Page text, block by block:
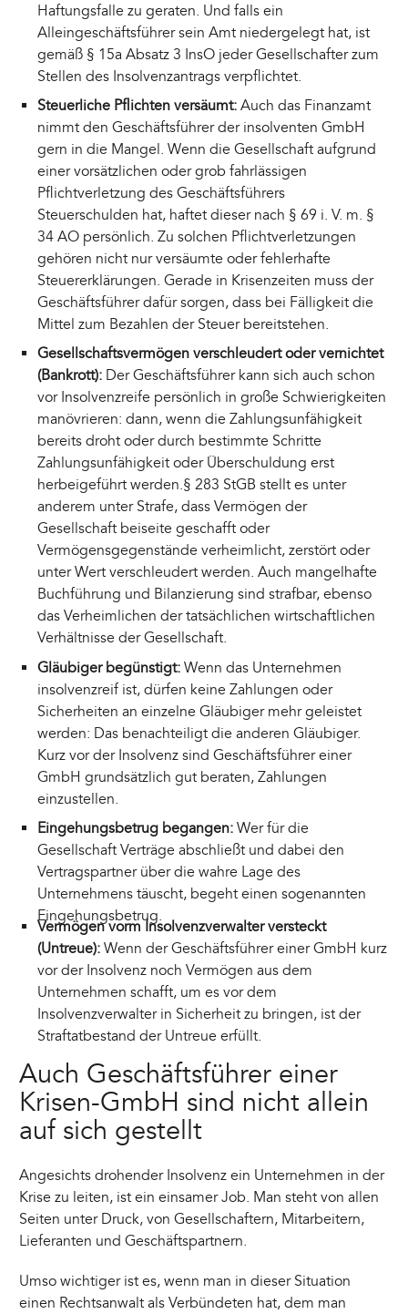
Haftungsfalle zu geraten. Und falls ein
Alleingeschäftsführer sein Amt niedergelegt hat, ist
gemäß § 15a Absatz 3 InsO jeder Gesellschafter zum
Stellen des Insolvenzantrags verpflichtet.
Steuerliche Pflichten versäumt: Auch das Finanzamt
nimmt den Geschäftsführer der insolventen GmbH
gern in die Mangel. Wenn die Gesellschaft aufgrund
einer vorsätzlichen oder grob fahrlässigen
Pflichtverletzung des Geschäftsführers
Steuerschulden hat, haftet dieser nach § 69 i. V. m. §
34 AO persönlich. Zu solchen Pflichtverletzungen
gehören nicht nur versäumte oder fehlerhafte
Steuererklärungen. Gerade in Krisenzeiten muss der
Geschäftsführer dafür sorgen, dass bei Fälligkeit die
Mittel zum Bezahlen der Steuer bereitstehen.
Gesellschaftsvermögen verschleudert oder vernichtet
(Bankrott): Der Geschäftsführer kann sich auch schon
vor Insolvenzreife persönlich in große Schwierigkeiten
manövrieren: dann, wenn die Zahlungsunfähigkeit
bereits droht oder durch bestimmte Schritte
Zahlungsunfähigkeit oder Überschuldung erst
herbeigeführt werden.§ 283 StGB stellt es unter
anderem unter Strafe, dass Vermögen der
Gesellschaft beiseite geschafft oder
Vermögensgegenstände verheimlicht, zerstört oder
unter Wert verschleudert werden. Auch mangelhafte
Buchführung und Bilanzierung sind strafbar, ebenso
das Verheimlichen der tatsächlichen wirtschaftlichen
Verhältnisse der Gesellschaft.
Gläubiger begünstigt: Wenn das Unternehmen
insolvenzreif ist, dürfen keine Zahlungen oder
Sicherheiten an einzelne Gläubiger mehr geleistet
werden: Das benachteiligt die anderen Gläubiger.
Kurz vor der Insolvenz sind Geschäftsführer einer
GmbH grundsätzlich gut beraten, Zahlungen
einzustellen.
Eingehungsbetrug begangen: Wer für die
Gesellschaft Verträge abschließt und dabei den
Vertragspartner über die wahre Lage des
Unternehmens täuscht, begeht einen sogenannten
Eingehungsbetrug.
Vermögen vorm Insolvenzverwalter versteckt
(Untreue): Wenn der Geschäftsführer einer GmbH kurz
vor der Insolvenz noch Vermögen aus dem
Unternehmen schafft, um es vor dem
Insolvenzverwalter in Sicherheit zu bringen, ist der
Straftatbestand der Untreue erfüllt.
Auch Geschäftsführer einer
Krisen-GmbH sind nicht allein
auf sich gestellt
Angesichts drohender Insolvenz ein Unternehmen in der
Krise zu leiten, ist ein einsamer Job. Man steht von allen
Seiten unter Druck, von Gesellschaftern, Mitarbeitern,
Lieferanten und Geschäftspartnern.
Umso wichtiger ist es, wenn man in dieser Situation
einen Rechtsanwalt als Verbündeten hat, dem man